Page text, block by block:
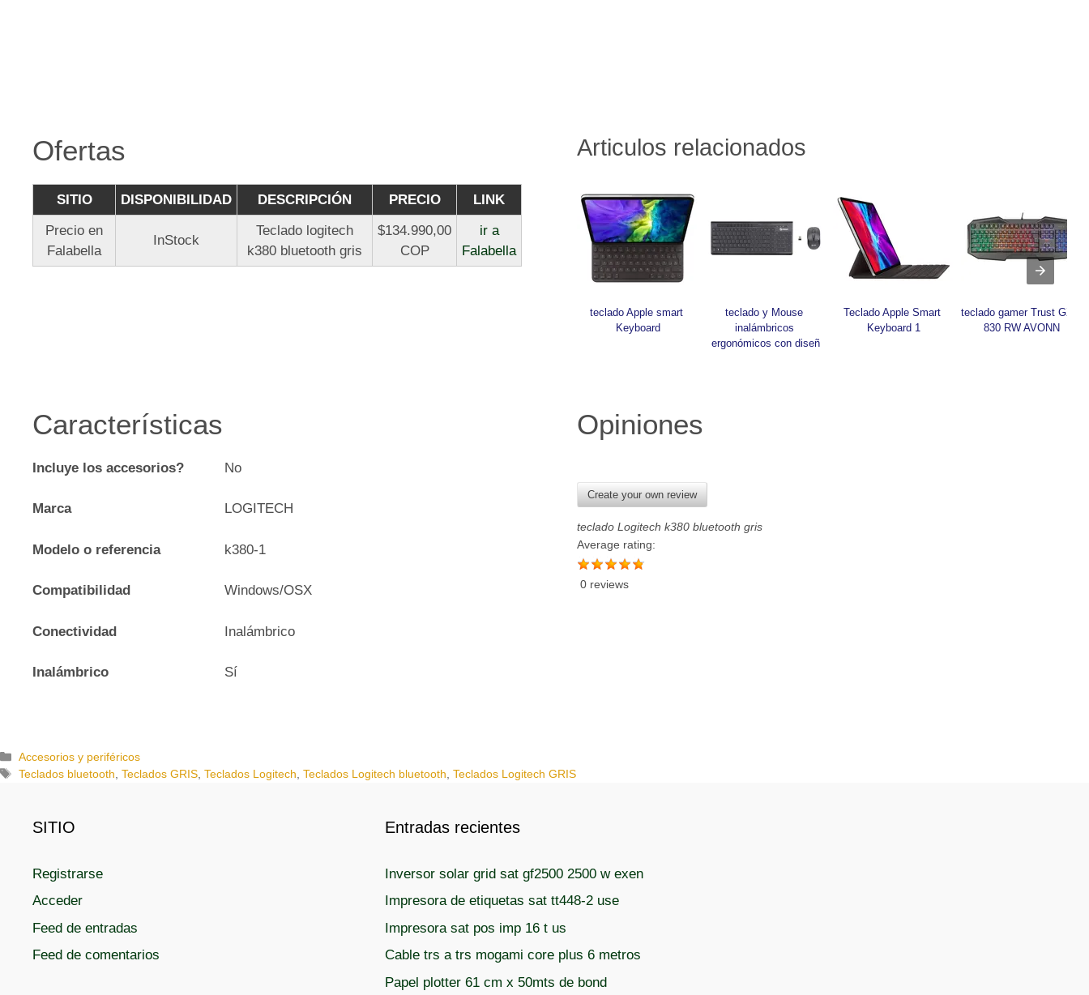
Ofertas
SITIO DISPONIBILIDAD DESCRIPCIÓN PRECIO
LINK
Precio en
Falabella
InStock
Teclado logitech
k380 bluetooth gris
$134.990,00
COP
ir a
Falabella
Articulos relacionados
teclado Apple smart
Keyboard
teclado y Mouse
inalámbricos
ergonómicos con diseñ
Teclado Apple Smart
Keyboard 1
teclado gamer Trust GXT
830 RW AVONN
Características
Incluye los accesorios? No
Marca LOGITECH
Modelo o referencia k380-1
Compatibilidad Windows/OSX
Conectividad Inalámbrico
Inalámbrico Sí
Opiniones
Create your own review
teclado Logitech k380 bluetooth gris
Average rating:
0 reviews
C
a
Accesorios y periféricos
E
Teclados bluetooth ,Teclados GRIS ,Teclados Logitech ,Teclados Logitech bluetooth ,Teclados Logitech GRIS
SITIO
Registrarse
Acceder
Feed de entradas
Feed de comentarios
Entradas recientes
Inversor solar grid sat gf2500 2500 w exen
Impresora de etiquetas sat tt448-2 use
Impresora sat pos imp 16 t us
Cable trs a trs mogami core plus 6 metros
Papel plotter 61 cm x 50mts de bond